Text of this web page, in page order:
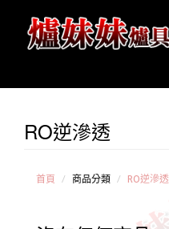
RO
RO逆滲透
首頁 商品分類 RO逆滲透